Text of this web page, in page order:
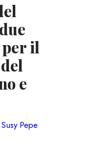
il
e
Susy Pepe